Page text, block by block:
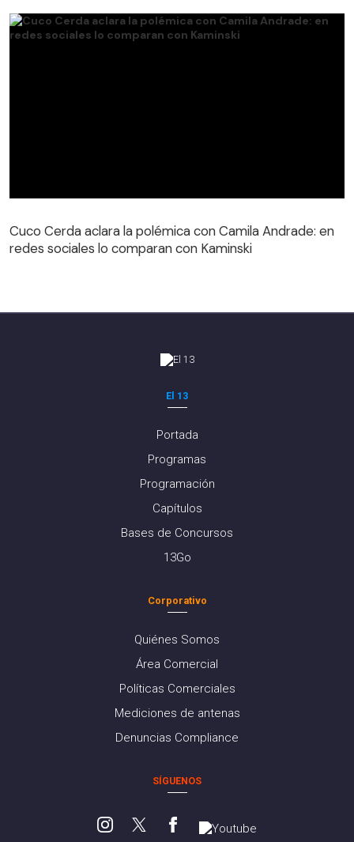
Cuco Cerda aclara la polémica con Camila Andrade: en
redes sociales lo comparan con Kaminski
El 13
Portada
Programas
Programación
Capítulos
Bases de Concursos
13Go
Corporativo
Quiénes Somos
Área Comercial
Políticas Comerciales
Mediciones de antenas
Denuncias Compliance
SÍGUENOS